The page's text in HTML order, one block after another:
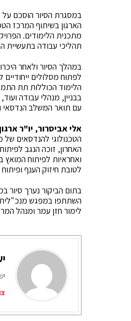
במסגרת הסיור הוסכם על
הארגון בשיתוף המרכז
מתכנית הלימודים.
תהליכי עבודה בתעשיית
במהלך הסיור ולאחר
לפתוח מסלולים
הלימוד הכוללות תת
בבניין, מנהלי עבודה
עם תואר המשלב הנדסאי
אלי אביסרור, יו"ר
הטכנולוגי להנדסאים
האחרון, זוכה הנגב
ואחראיות לפיתוח
לטובת חיזוק הענף
בתום הביקור נערך
השתתפו במפגש מנכ"לית
לימור חזן עמר ומנהל